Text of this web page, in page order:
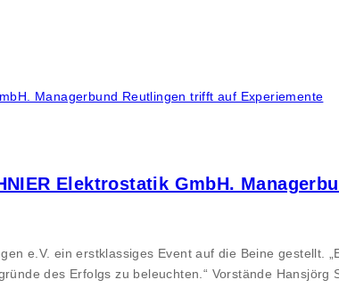
Elektrostatik GmbH.
e.V. ein erstklassiges Event auf die Beine gestellt.
des Erfolgs zu beleuchten.“ Vorstände